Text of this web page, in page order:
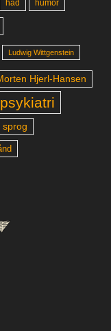
had humor
Ludwig Wittgenstein
Hjerl-Hansen
psykiatri
sprog